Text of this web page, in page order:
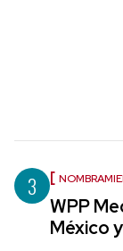
3
WPP
México